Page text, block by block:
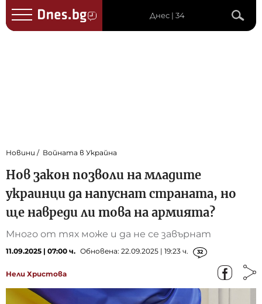
Днес | 34
Новини Войната в Украйна
Нов закон позволи на младите
украинци да напуснат страната, но
ще навреди ли това на армията?
Много от тях може и да не се завърнат
11.09.2025 | 07:00 ч. Обновена: 22.09.2025 | 19:23 ч. 32
Нели Христова